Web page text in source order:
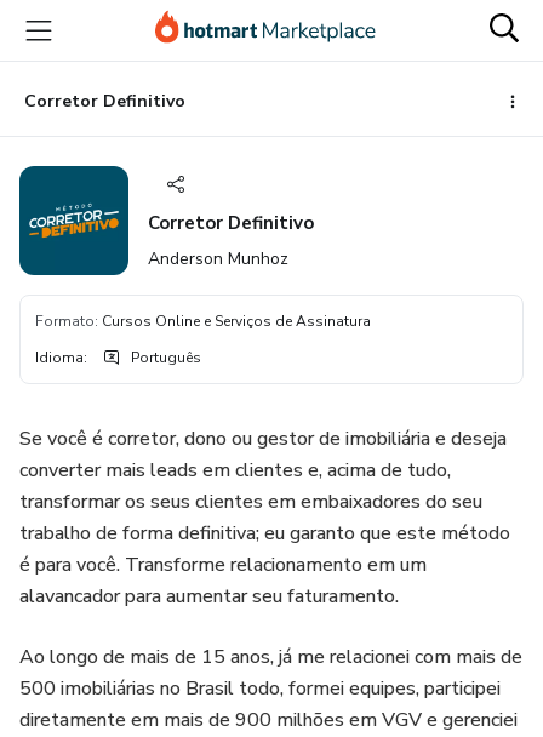
para
conteúdo
principal
para
pagamento
para
rodapé
Corretor Definitivo
Corretor Definitivo
Anderson Munhoz
Formato: Cursos Online e Serviços de Assinatura
Idioma: Português
Se você é corretor, dono ou gestor de imobiliária e deseja
converter mais leads em clientes e, acima de tudo,
transformar os seus clientes em embaixadores do seu
trabalho de forma definitiva; eu garanto que este método
é para você. Transforme relacionamento em um
alavancador para aumentar seu faturamento.
Ao longo de mais de 15 anos, já me relacionei com mais de
500 imobiliárias no Brasil todo, formei equipes, participei
diretamente em mais de 900 milhões em VGV e gerenciei